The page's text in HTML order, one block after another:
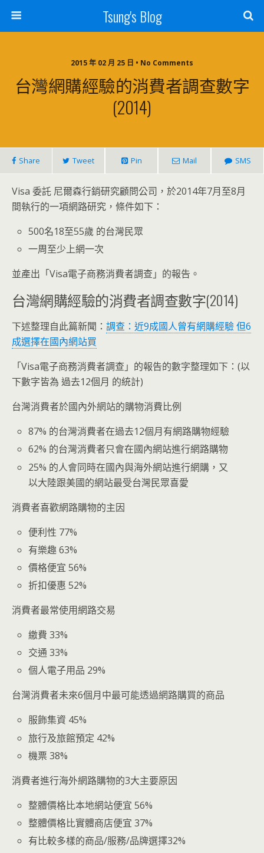
Tsung's Blog
2015 年 02 月 25 日 • No Comments
台灣網購經驗的消費者調查數字
(2014)
Share Tweet Pin Mail SMS
Visa 委託 尼爾森行銷研究顧問公司，於2014年7月至8月
間執行的一項網路研究，條件如下：
500名18至55歲 的台灣民眾
一周至少上網一次
並產出「Visa電子商務消費者調查」的報告。
台灣網購經驗的消費者調查數字(2014)
下述整理自此篇新聞： 調查：近9成國人曾有網購經驗 但6
成選擇在國內網站買
「Visa電子商務消費者調查」的報告的數字整理如下：(以
下數字皆為 過去12個月 的統計)
台灣消費者於國內外網站的購物消費比例
87% 的台灣消費者在過去12個月有網路購物經驗
62% 的台灣消費者只會在國內網站進行網路購物
25% 的人會同時在國內與海外網站進行網購，又
以大陸跟美國的網站最受台灣民眾喜愛
消費者喜歡網路購物的主因
便利性 77%
有樂趣 63%
價格便宜 56%
折扣優惠 52%
消費者最常使用網路交易
繳費 33%
交通 33%
個人電子用品 29%
台灣消費者未來6個月中最可能透過網路購買的商品
服飾集資 45%
旅行及旅館預定 42%
機票 38%
消費者進行海外網路購物的3大主要原因
整體價格比本地網站便宜 56%
整體價格比實體商店便宜 37%
有比較多樣的商品/服務/品牌選擇32%